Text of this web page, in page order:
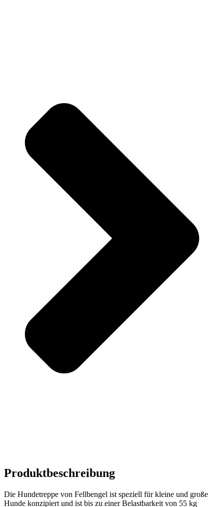
Produktbeschreibung
Die Hundetreppe von Fellbengel ist speziell für kleine und große
Hunde konzipiert und ist bis zu einer Belastbarkeit von 55 kg